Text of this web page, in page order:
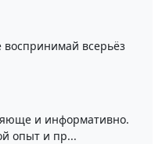
воспринимай всерьёз
и информативно.
опыт и пр...